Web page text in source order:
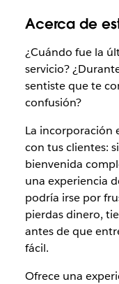
Acerca de
¿Cuándo fue la
servicio?
sentiste que te
confusión?
La incorporación
con tus clientes:
bienvenida
una experiencia
podría irse por
pierdas dinero,
antes de que
fácil.
Ofrece una